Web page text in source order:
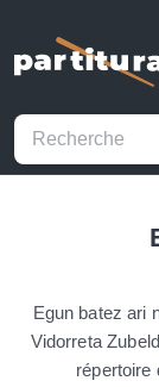
Egun batez ari
Vidorreta
répertoire